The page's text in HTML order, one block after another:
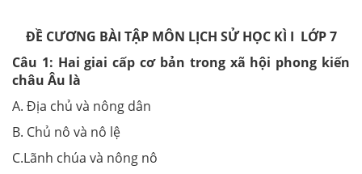
ĐỀ CƯƠNG BÀI TẬP MÔN LỊCH SỬ HỌC KÌ I LỚP 7
Câu 1: Hai giai cấp cơ bản trong xã hội phong kiến
châu Âu là
A. Địa chủ và nông dân
B. Chủ nô và nô lệ
C.Lãnh chúa và nông nô